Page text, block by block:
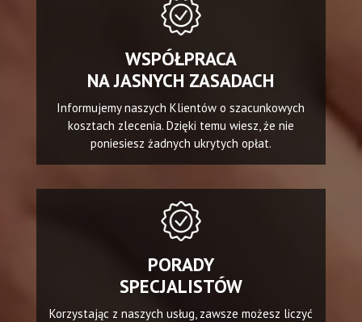
WSPÓŁPRACA
NA JASNYCH ZASADACH
Informujemy naszych Klientów o szacunkowych
kosztach zlecenia. Dzięki temu wiesz, że nie
poniesiesz żadnych ukrytych opłat.
PORADY
SPECJALISTÓW
Korzystając z naszych usług, zawsze możesz liczyć